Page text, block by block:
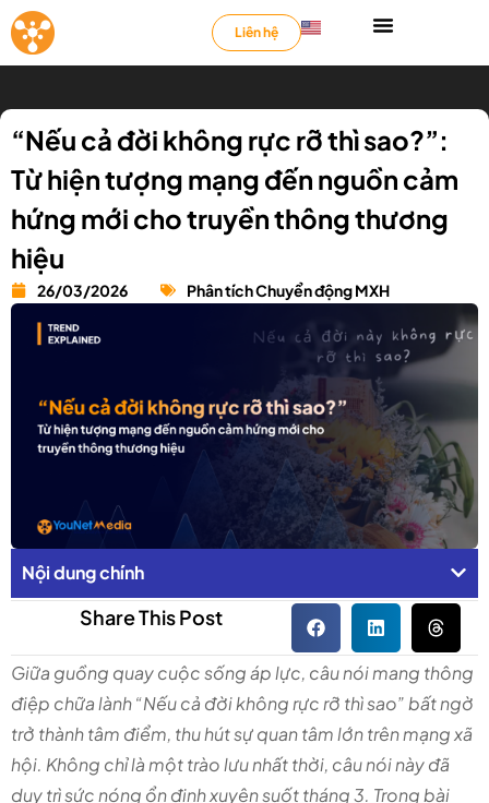
Liên hệ
“Nếu cả đời không rực rỡ thì sao?”:
Từ hiện tượng mạng đến nguồn cảm
hứng mới cho truyền thông thương
hiệu
26/03/2026 Phân tích Chuyển động MXH
Nội dung chính
Share This Post
Giữa guồng quay cuộc sống áp lực, câu nói mang thông
điệp chữa lành “Nếu cả đời không rực rỡ thì sao” bất ngờ
trở thành tâm điểm, thu hút sự quan tâm lớn trên mạng xã
hội. Không chỉ là một trào lưu nhất thời, câu nói này đã
duy trì sức nóng ổn định xuyên suốt tháng 3. Trong bài